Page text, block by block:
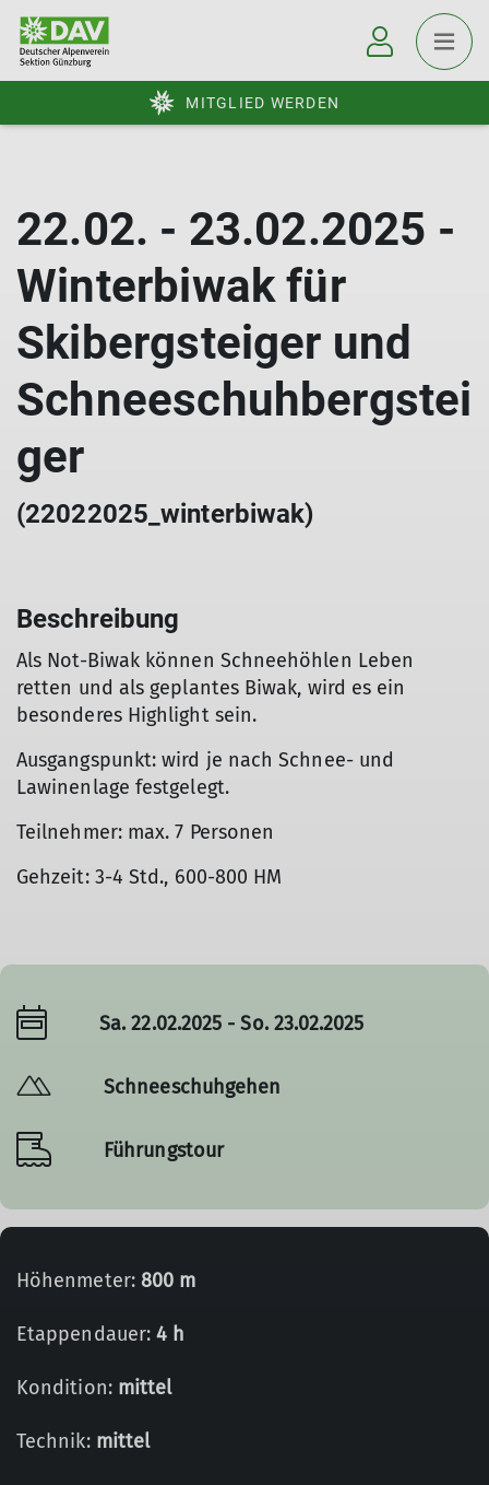
MITGLIED WERDEN
22.02. - 23.02.2025 -
Winterbiwak für
Skibergsteiger und
Schneeschuhbergstei
ger
(22022025_winterbiwak)
Beschreibung
Als Not-Biwak können Schneehöhlen Leben
retten und als geplantes Biwak, wird es ein
besonderes Highlight sein.
Ausgangspunkt: wird je nach Schnee- und
Lawinenlage festgelegt.
Teilnehmer: max. 7 Personen
Gehzeit: 3-4 Std., 600-800 HM
Sa. 22.02.2025 - So. 23.02.2025
Schneeschuhgehen
Führungstour
Höhenmeter: 800 m
Etappendauer:4 h
Kondition: mittel
Technik: mittel